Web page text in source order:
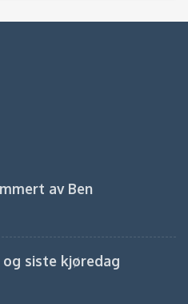
av Ben
og siste kjøredag